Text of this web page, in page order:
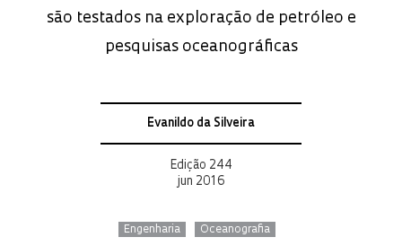
são testados na exploração de petróleo e
pesquisas oceanográficas
Evanildo da Silveira
Edição 244
jun 2016
Engenharia Oceanografia